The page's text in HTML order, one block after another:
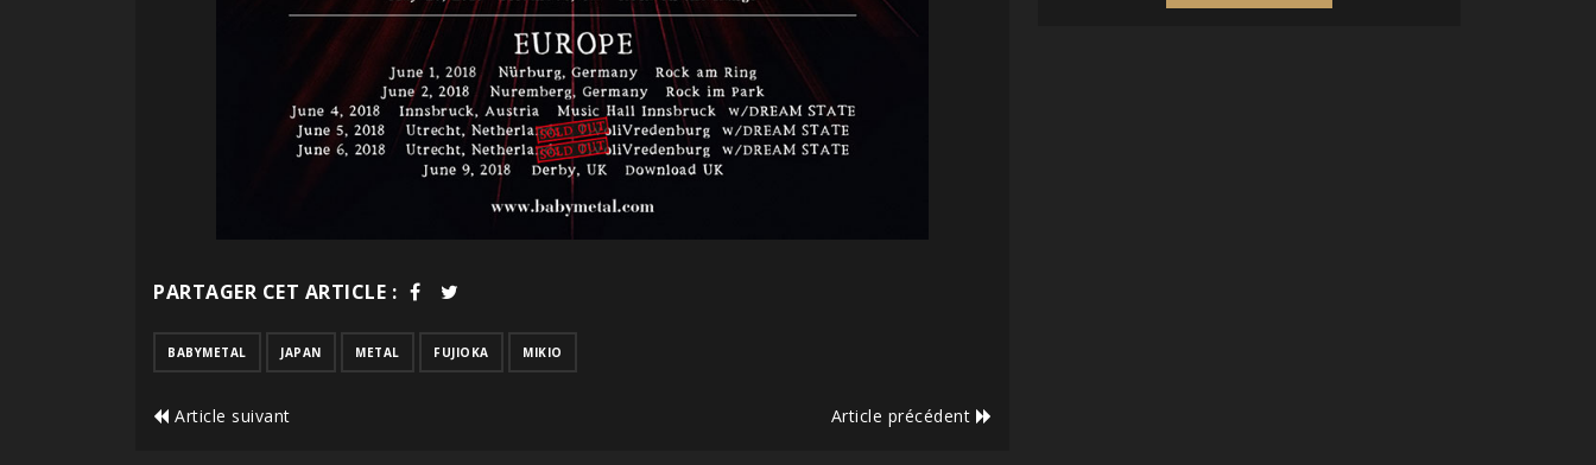
PARTAGER CET ARTICLE :
BABYMETAL JAPAN METAL FUJIOKA MIKIO
Article suivant Article précédent